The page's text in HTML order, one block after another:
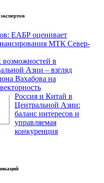
ЕАБР оценивает
МТК Север-
в
Азии – взгляд
Вахабова на
Россия и Китай в
Центральной Азии:
баланс интересов и
управляемая
конкуренция